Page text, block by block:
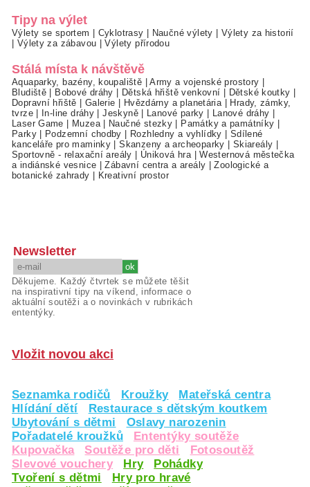
Tipy na výlet
Výlety se sportem | Cyklotrasy | Naučné výlety | Výlety za historií
| Výlety za zábavou |Výlety přírodou
Stálá místa k návštěvě
Aquaparky, bazény, koupaliště |Army a vojenské prostory |
Bludiště | Bobové dráhy | Dětská hřiště venkovní | Dětské koutky |
Dopravní hřiště | Galerie | Hvězdárny a planetária | Hrady, zámky,
tvrze| In-line dráhy |Jeskyně| Lanové parky | Lanové dráhy |
Laser Game | Muzea| Naučné stezky | Památky a památníky |
Parky| Podzemní chodby | Rozhledny a vyhlídky | Sdílené
kanceláře pro maminky |Skanzeny a archeoparky | Skiareály |
Sportovně - relaxační areály | Úniková hra |Westernová městečka
a indiánské vesnice |Zábavní centra a areály |Zoologické a
botanické zahrady | Kreativní prostor
Newsletter
Děkujeme. Každý čtvrtek se můžete těšit
na inspirativní tipy na víkend, informace o
aktuální soutěži a o novinkách v rubrikách
ententýky.
Vložit novou akci
Seznamka rodičů Kroužky
Mateřská centra
Hlídání dětí
Restaurace s dětským koutkem
Ubytování s dětmi
Oslavy narozenin
Pořadatelé kroužků
Ententýky soutěže
Kupovačka
Soutěže pro děti
Fotosoutěž
Slevové vouchery
Hry
Pohádky
Tvoření s dětmi
Hry pro hravé